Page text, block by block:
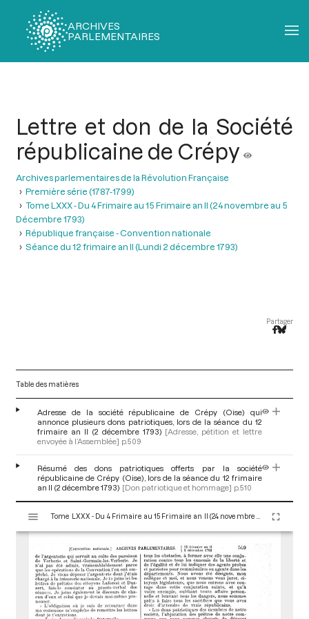
ARCHIVES
PARLEMENTAIRES
Lettre et don de la Société
républicaine de Crépy
Archives parlementaires de la Révolution Française
Première série (1787-1799)
Tome LXXX - Du 4 Frimaire au 15 Frimaire an II (24 novembre au 5
Décembre 1793)
République française - Convention nationale
Séance du 12 frimaire an II (Lundi 2 décembre 1793)
Partager
Table des matières
Adresse de la société républicaine de Crépy (Oise) qui
annonce plusieurs dons patriotiques, lors de la séance du 12
frimaire an II (2 décembre 1793) [Adresse, pétition et lettre
envoyée à l’Assemblée] p.509
Résumé des dons patriotiques offerts par la société
républicaine de Crépy (Oise), lors de la séance du 12 frimaire
an II (2 décembre 1793) [Don patriotique et hommage] p.510
s